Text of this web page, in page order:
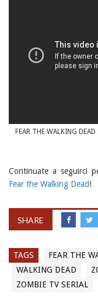
FEAR THE WALKING
Continuate a seguirci
Fear the Walking Dead!
SHARE
TAGS FEAR THE
WALKING DEAD
ZOMBIE TV SERIAL